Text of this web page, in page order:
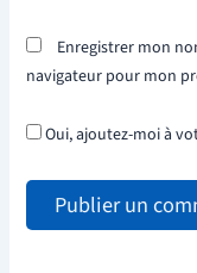
Enregistrer mon
navigateur pour mon
Oui, ajoutez-moi à